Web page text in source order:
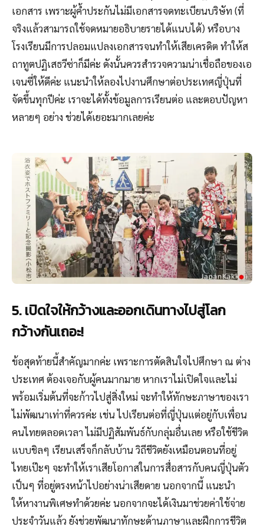
เอกสาร เพราะผู้ค้ำประกันไม่มีเอกสารจดทะเบียนบริษัท (ที่
จริงแล้วสามารถใช้จดหมายอธิบายรายได้แนบได้) หรือบาง
โรงเรียนมีการปลอมแปลงเอกสารจนทำให้เสียเครดิต ทำให้ส
ถาทูตปฏิเสธวีซ่าก็มีค่ะ ดังนั้นควรสำรวจความน่าเชื่อถือของเอ
เจนซี่ให้ดีค่ะ แนะนำให้ลองไปงานศึกษาต่อประเทศญี่ปุ่นที่
จัดขึ้นทุกปีค่ะ เราจะได้ทั้งข้อมูลการเรียนต่อ และตอบปัญหา
หลายๆ อย่าง ช่วยได้เยอะมากเลยค่ะ
5. เปิดใจให้กว้างและออกเดินทางไปสู่โลก
กว้างกันเถอะ!
ข้อสุดท้ายนี้สำคัญมากค่ะ เพราะการตัดสินใจไปศึกษา ณ ต่าง
ประเทศ ต้องเจอกับผู้คนมากมาย หากเราไม่เปิดใจและไม่
พร้อมเริ่มต้นที่จะก้าวไปสู่สิ่งใหม่ จะทำให้ทักษะภาษาของเรา
ไม่พัฒนาเท่าที่ควรค่ะ เช่น ไปเรียนต่อที่ญี่ปุ่นแต่อยู่กับเพื่อน
คนไทยตลอดเวลา ไม่มีปฏิสัมพันธ์กับกลุ่มอื่นเลย หรือใช้ชีวิต
แบบชิลๆ เรียนเสร็จก็กลับบ้าน วิถีชีวิตยังเหมือนตอนที่อยู่
ไทยเป๊ะๆ จะทำให้เราเสียโอกาสในการสื่อสารกับคนญี่ปุ่นตัว
เป็นๆ ที่อยู่ตรงหน้าไปอย่างน่าเสียดาย นอกจากนี้ แนะนำ
ให้หางานพิเศษทำด้วยค่ะ นอกจากจะได้เงินมาช่วยค่าใช้จ่าย
ประจำวันแล้ว ยังช่วยพัฒนาทักษะด้านภาษาและฝึกการชีวิต